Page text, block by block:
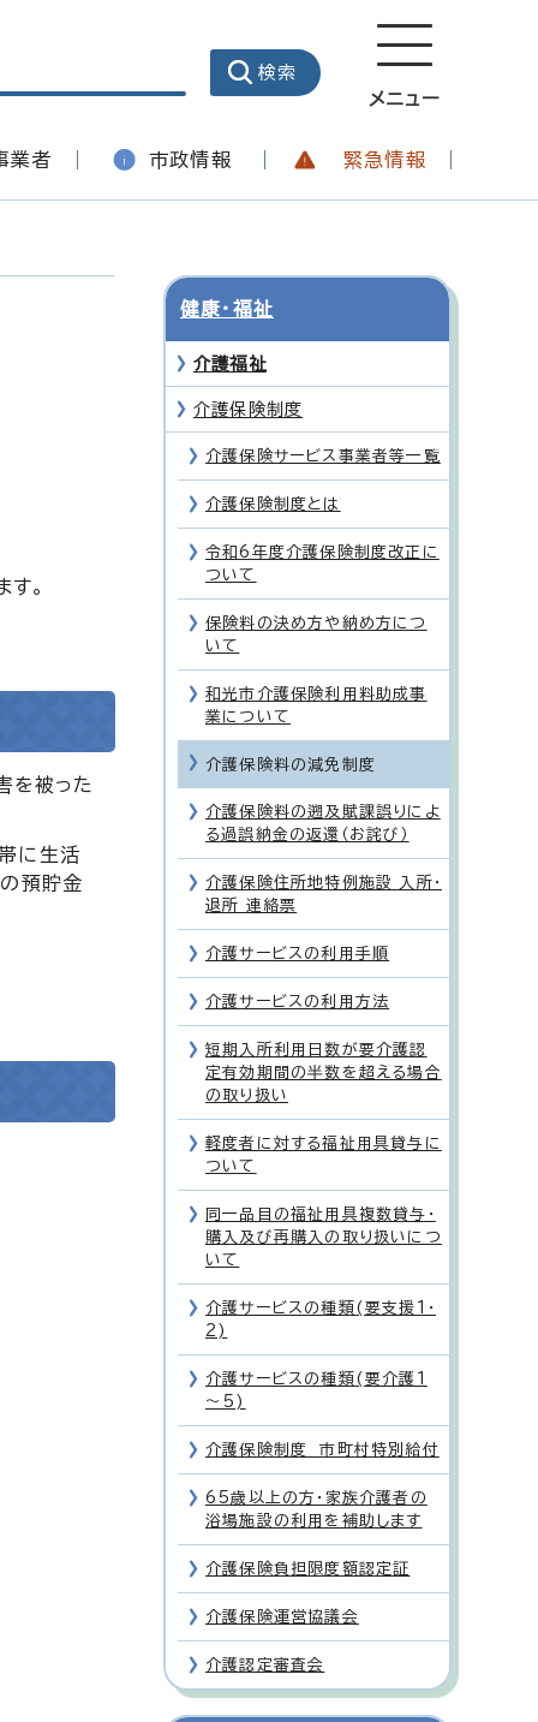
メニュー
業者 市政情報 緊急情報
。
を被った
に生活
預貯金
健康・福祉
介護福祉
介護保険制度
介護保険サービス事業者等一覧
介護保険制度とは
令和6年度介護保険制度改正に
ついて
保険料の決め方や納め方につ
いて
和光市介護保険利用料助成事
業について
介護保険料の減免制度
介護保険料の遡及賦課誤りによ
る過誤納金の返還（お詫び）
介護保険住所地特例施設 入所・
退所 連絡票
介護サービスの利用手順
介護サービスの利用方法
短期入所利用日数が要介護認
定有効期間の半数を超える場合
の取り扱い
軽度者に対する福祉用具貸与に
ついて
同一品目の福祉用具複数貸与・
購入及び再購入の取り扱いにつ
いて
介護サービスの種類(要支援1・
2)
介護サービスの種類(要介護1
～5)
介護保険制度 市町村特別給付
65歳以上の方・家族介護者の
浴場施設の利用を補助します
介護保険負担限度額認定証
介護保険運営協議会
介護認定審査会